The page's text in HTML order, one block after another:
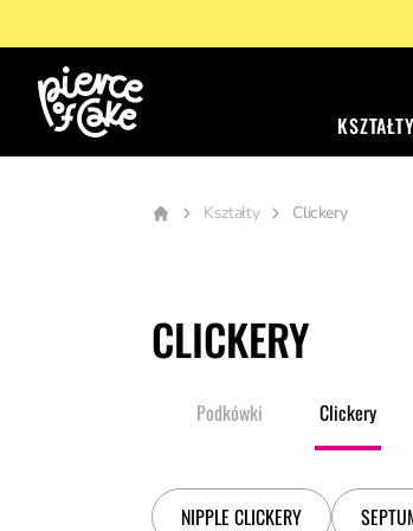
KSZTAŁTY
Kształty Clickery
CLICKERY
Podkówki Clickery
NIPPLE CLICKERY